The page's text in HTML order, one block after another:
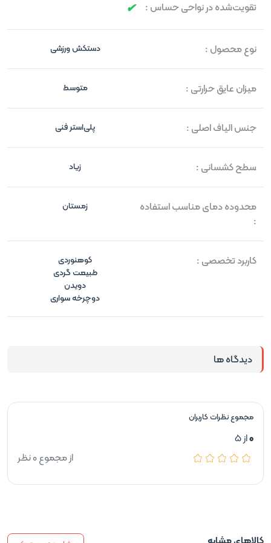
تقویت‌شده در نواحی حساس :
نوع محصول : دستکش ورزشی
میزان عایق حرارتی : متوسط
جنس الیاف اصلی : پلی‌استر فنی
سطح کشسانی : زیاد
محدوده دمای مناسب استفاده
:
زمستان
کاربرد تخصصی :
کوهنوردی
طبیعت گردی
دویدن
دوچرخه سواری
دیدگاه ها
مجموع نظرات کاربران
0از 5
از مجموع 0 نظر